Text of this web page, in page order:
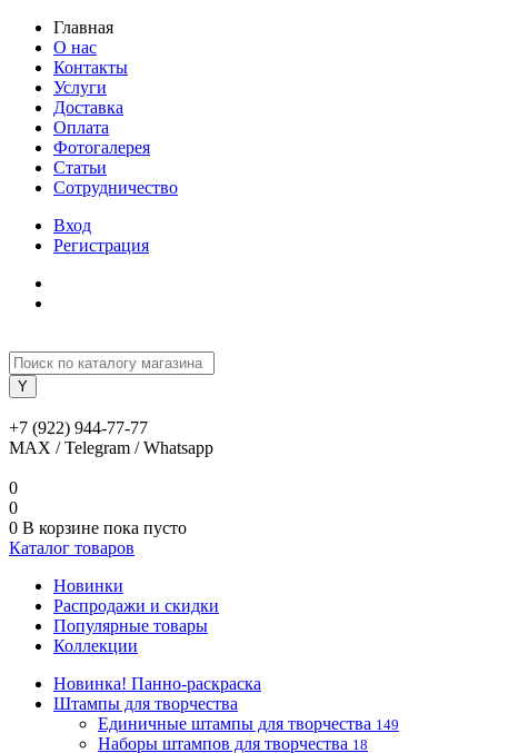
Главная
О нас
Контакты
Услуги
Доставка
Оплата
Фотогалерея
Статьи
Сотрудничество
Вход
Регистрация
+7 (922) 944-77-77
MAX / Telegram / Whatsapp
0
0
0 В корзине пока пусто
Каталог товаров
Новинки
Распродажи и скидки
Популярные товары
Коллекции
Новинка! Панно-раскраска
Штампы для творчества
Единичные штампы для творчества 149
Наборы штампов для творчества 18